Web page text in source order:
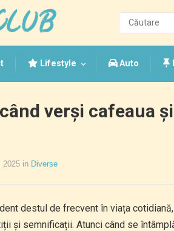
Lifestyle Auto
verși cafeaua
2025 in Diverse
destul de frecvent în viața
și semnificații. Atunci când se